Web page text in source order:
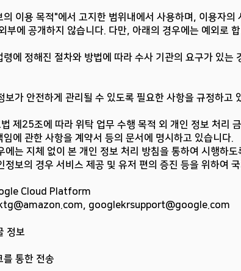
이용 목적"에서 고지한 범위내에서 사용하며, 이용자의
부에 공개하지 않습니다. 다만, 아래의 경우에는 예외로
에 정해진 절차와 방법에 따라 수사 기관의 요구가 있는
가 안전하게 관리될 수 있도록 필요한 사항을 규정하고
제25조에 따라 위탁 업무 수행 목적 외 개인 정보 처리
에 관한 사항을 계약서 등의 문서에 명시하고 있습니다.
는 지체 없이 본 개인 정보 처리 방침을 통하여 시행하도
보의 경우 서비스 제공 및 유저 편의 증진 등을 위하여
Cloud Platform
, googlekrsupport@google.com
정보
를 통한 전송